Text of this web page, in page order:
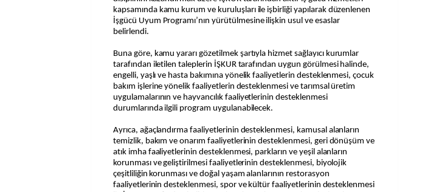
kapsamında kamu kurum ve kuruluşları ile işbirliği yapılarak düzenlenen
İşgücü Uyum Programı’nın yürütülmesine ilişkin usul ve esaslar
belirlendi.
Buna göre, kamu yararı gözetilmek şartıyla hizmet sağlayıcı kurumlar
tarafından iletilen taleplerin İŞKUR tarafından uygun görülmesi halinde,
engelli, yaşlı ve hasta bakımına yönelik faaliyetlerin desteklenmesi, çocuk
bakım işlerine yönelik faaliyetlerin desteklenmesi ve tarımsal üretim
uygulamalarının ve hayvancılık faaliyetlerinin desteklenmesi
durumlarında ilgili program uygulanabilecek.
Ayrıca, ağaçlandırma faaliyetlerinin desteklenmesi, kamusal alanların
temizlik, bakım ve onarım faaliyetlerinin desteklenmesi, geri dönüşüm ve
atık imha faaliyetlerinin desteklenmesi, parkların ve yeşil alanların
korunması ve geliştirilmesi faaliyetlerinin desteklenmesi, biyolojik
çeşitliliğin korunması ve doğal yaşam alanlarının restorasyon
faaliyetlerinin desteklenmesi, spor ve kültür faaliyetlerinin desteklenmesi